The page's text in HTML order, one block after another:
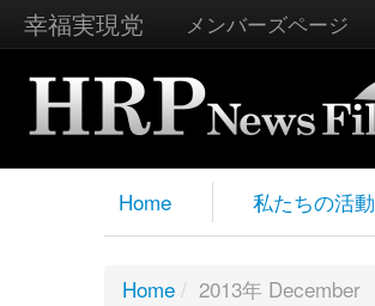
幸福実現党 メンバーズページ
Home 私たちの活動
Home / 2013年 December